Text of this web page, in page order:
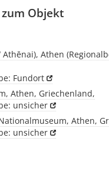
Objekt
Athen
Fundort
Athen, Griechenland,
unsicher
Athen,
unsicher